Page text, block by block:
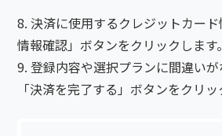
決済に使用するクレジットカー
情報確認」ボタンをクリックします。
登録内容や選択プランに間違いが
「決済を完了する」ボタンをクリッ